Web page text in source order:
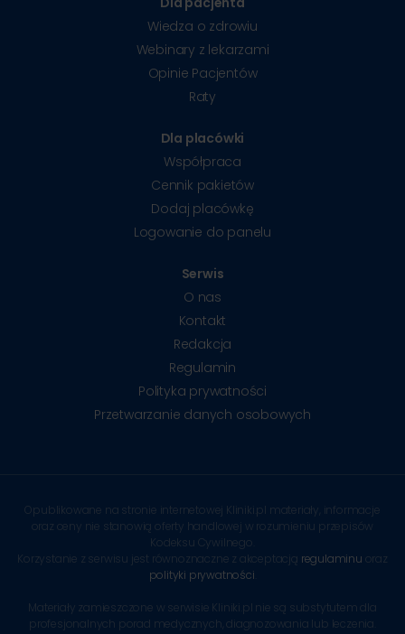
Wiedza o zdrowiu
Webinary z lekarzami
Opinie Pacjentów
Raty
Dla placówki
Współpraca
Cennik pakietów
Dodaj placówkę
Logowanie do panelu
Serwis
O nas
Kontakt
Redakcja
Regulamin
Polityka prywatności
Przetwarzanie danych osobowych
Opublikowane na stronie internetowej Kliniki.pl materiały, informacje
oraz ceny nie stanowią oferty handlowej w rozumieniu przepisów
Kodeksu Cywilnego.
Korzystanie z serwisu jest równoznaczne z akceptacją regulaminu oraz
polityki prywatności
Materiały zamieszczone w serwisie Kliniki.pl nie są substytutem dla
profesjonalnych porad medycznych, diagnozowania lub leczenia.